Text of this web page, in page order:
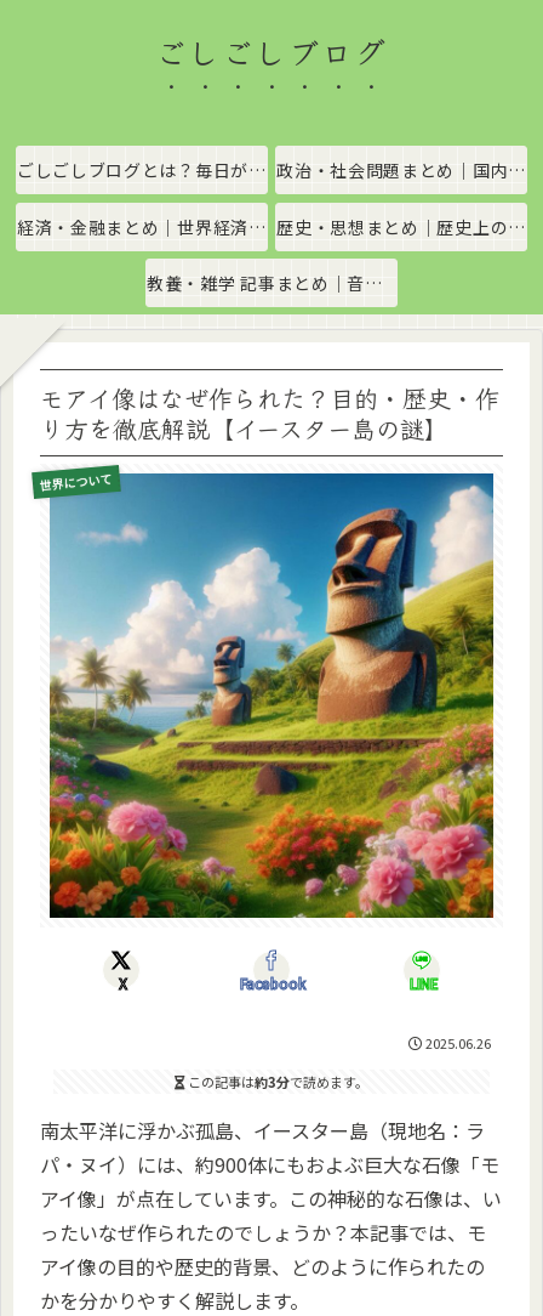
ごしごしブログ
ごしごしブログとは？毎日がちょっと楽しくなる情報発信サイト 政治・社会問題まとめ｜国内政治・国際情勢をわかりやすく解説
経済・金融まとめ｜世界経済・金融市場をわかりやすく解説 歴史・思想まとめ｜歴史上の出来事や思想・哲学をわかりやすく解説
教養・雑学 記事まとめ｜音楽、科学、社会の豆知識をわかりやすく解説
モアイ像はなぜ作られた？目的・歴史・作
り方を徹底解説【イースター島の謎】
世界について
X Facebook LINE
2025.06.26
この記事は約3分で読めます。
南太平洋に浮かぶ孤島、イースター島（現地名：ラ
パ・ヌイ）には、約900体にもおよぶ巨大な石像「モ
アイ像」が点在しています。この神秘的な石像は、い
ったいなぜ作られたのでしょうか？本記事では、モ
アイ像の目的や歴史的背景、どのように作られたの
かを分かりやすく解説します。